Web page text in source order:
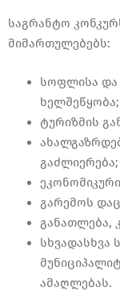
საგრანტო
მიმართულებებს:
სოფლისა და
ხელშეწყობა;
ტურიზმის
გაძლიერება;
გარემოს
განათლება,
ამაღლებას.